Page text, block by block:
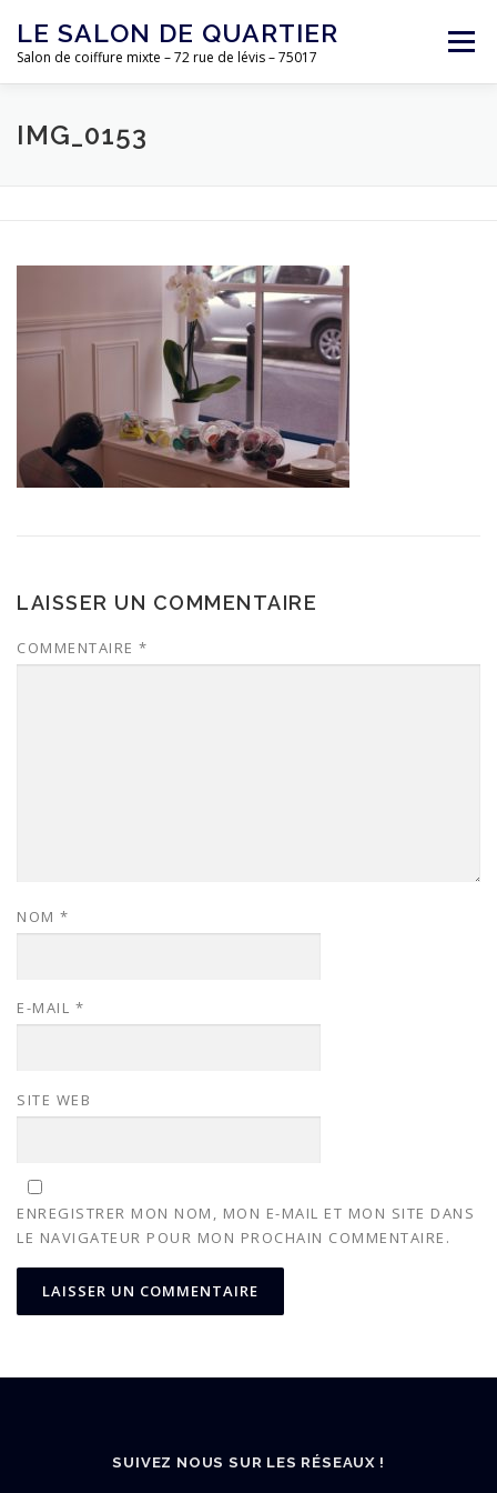
contenu
LE SALON DE QUARTIER
Salon de coiffure mixte – 72 rue de lévis – 75017
Menu
ACCUEIL
IMG_0153
LAISSER UN COMMENTAIRE
COMMENTAIRE *
NOM *
E-MAIL *
SITE WEB
ENREGISTRER MON NOM, MON E-MAIL ET MON SITE DANS
LE NAVIGATEUR POUR MON PROCHAIN COMMENTAIRE.
SUIVEZ NOUS SUR LES RÉSEAUX !